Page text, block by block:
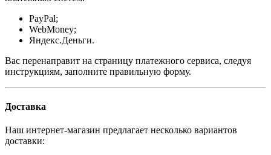
PayPal;
WebMoney;
Яндекс.Деньги.
Вас перенаправит на страницу платежного сервиса, следуя
инструкциям, заполните правильную форму.
Доставка
Наш интернет-магазин предлагает несколько вариантов
доставки: